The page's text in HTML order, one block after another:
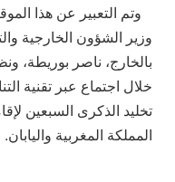
وتم التعبير عن هذا
وزير الشؤون الخارجية
بالخارج، ناصر بوريطة،
خلال اجتماع عبر تقنية
تخليد الذكرى السبعين
المملكة المغربية واليابان.